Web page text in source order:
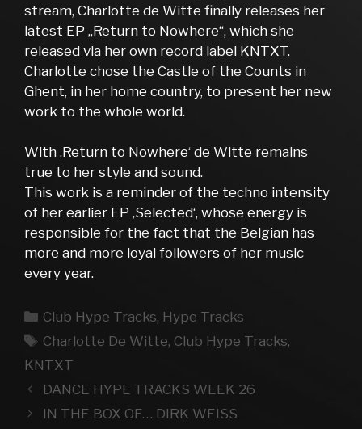
stream, Charlotte de Witte finally releases her
latest EP „Return to Nowhere“, which she
released via her own record label KNTXT.
Charlotte chose the Castle of the Counts in
Ghent, in her home country, to present her new
work to the whole world.
With ‚Return to Nowhere‘ de Witte remains
true to her style and sound.
This work is a reminder of the techno intensity
of her earlier EP ‚Selected‘, whose energy is
responsible for the fact that the Belgian has
more and more loyal followers of her music
every year.
Kategorien
Club Hype Tracks, Hype Tracks
Schlagwörter
Charlotte De Witte, Club Hype Tracks,
KNTXT
DANCE HYPE TRACKS WEEK 26
IN THE BOX OF… DIRK WEISS